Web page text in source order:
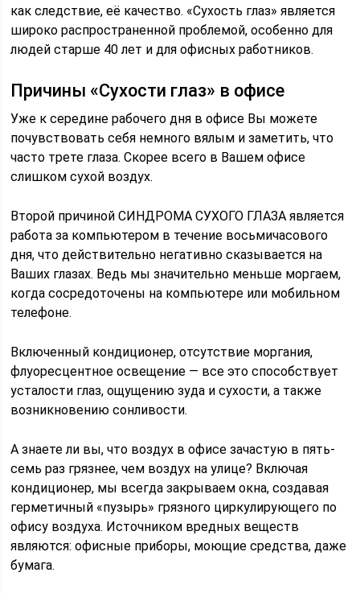
как следствие, её качество. «Сухость глаз» является
широко распространенной проблемой, особенно для
людей старше 40 лет и для офисных работников.
Причины «Сухости глаз» в офисе
Уже к середине рабочего дня в офисе Вы можете
почувствовать себя немного вялым и заметить, что
часто трете глаза. Скорее всего в Вашем офисе
слишком сухой воздух.
Второй причиной СИНДРОМА СУХОГО ГЛАЗА является
работа за компьютером в течение восьмичасового
дня, что действительно негативно сказывается на
Ваших глазах. Ведь мы значительно меньше моргаем,
когда сосредоточены на компьютере или мобильном
телефоне.
Включенный кондиционер, отсутствие моргания,
флуоресцентное освещение — все это способствует
усталости глаз, ощущению зуда и сухости, а также
возникновению сонливости.
А знаете ли вы, что воздух в офисе зачастую в пять-
семь раз грязнее, чем воздух на улице? Включая
кондиционер, мы всегда закрываем окна, создавая
герметичный «пузырь» грязного циркулирующего по
офису воздуха. Источником вредных веществ
являются: офисные приборы, моющие средства, даже
бумага.